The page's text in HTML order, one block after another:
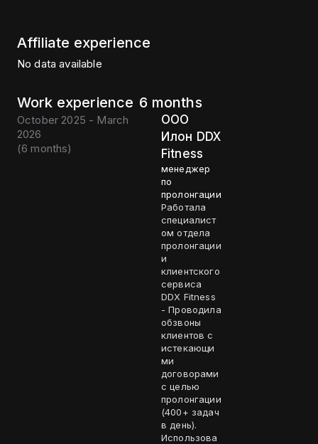
Affiliate experience
No data available
Work experience 6 months
October 2025 - March
2026
(6 months)
ООО
Илон DDX
Fitness
менеджер
по
пролонгации
Работала
специалист
ом отдела
пролонгации
и
клиентского
сервиса
DDX Fitness
- Проводила
обзвоны
клиентов с
истекающи
ми
договорами
с целью
пролонгации
(400+ задач
в день).
Использова